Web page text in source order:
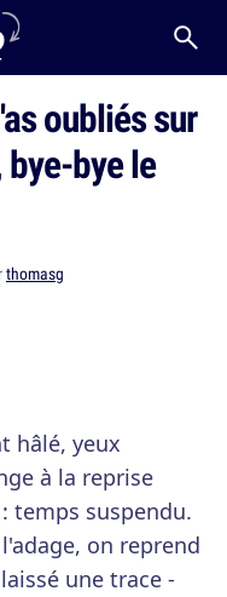
oubliés sur
bye le
thomasg
hâlé, yeux
à la reprise
temps suspendu.
on reprend
une trace -